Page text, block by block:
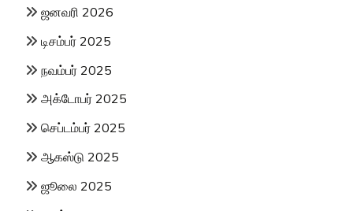
ஜனவரி 2026
டிசம்பர் 2025
நவம்பர் 2025
அக்டோபர் 2025
செப்டம்பர் 2025
ஆகஸ்டு 2025
ஜூலை 2025